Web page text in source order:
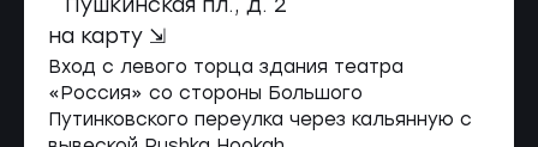
Пушкинская пл., д. 2
на карту ⇲
Вход с левого торца здания театра
«Россия» со стороны Большого
Путинковского переулка через кальянную с